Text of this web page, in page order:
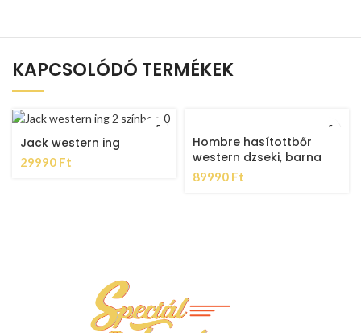
KAPCSOLÓDÓ TERMÉKEK
Jack western ing
29990 Ft
Hombre hasítottbőr
western dzseki, barna
89990 Ft